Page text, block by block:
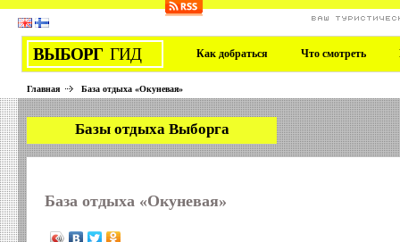
ВАШ
ВЫБОРГ ГИД Как добраться Что смотреть
Главная База отдыха «Окуневая»
Базы отдыха Выборга
База отдыха «Окуневая»